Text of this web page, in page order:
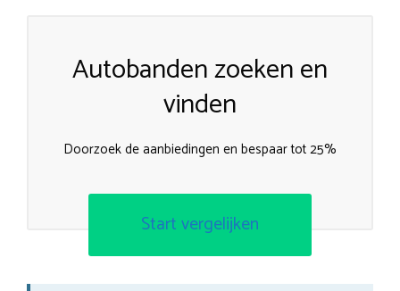
Autobanden zoeken en
vinden
Doorzoek de aanbiedingen en bespaar tot 25%
Start vergelijken